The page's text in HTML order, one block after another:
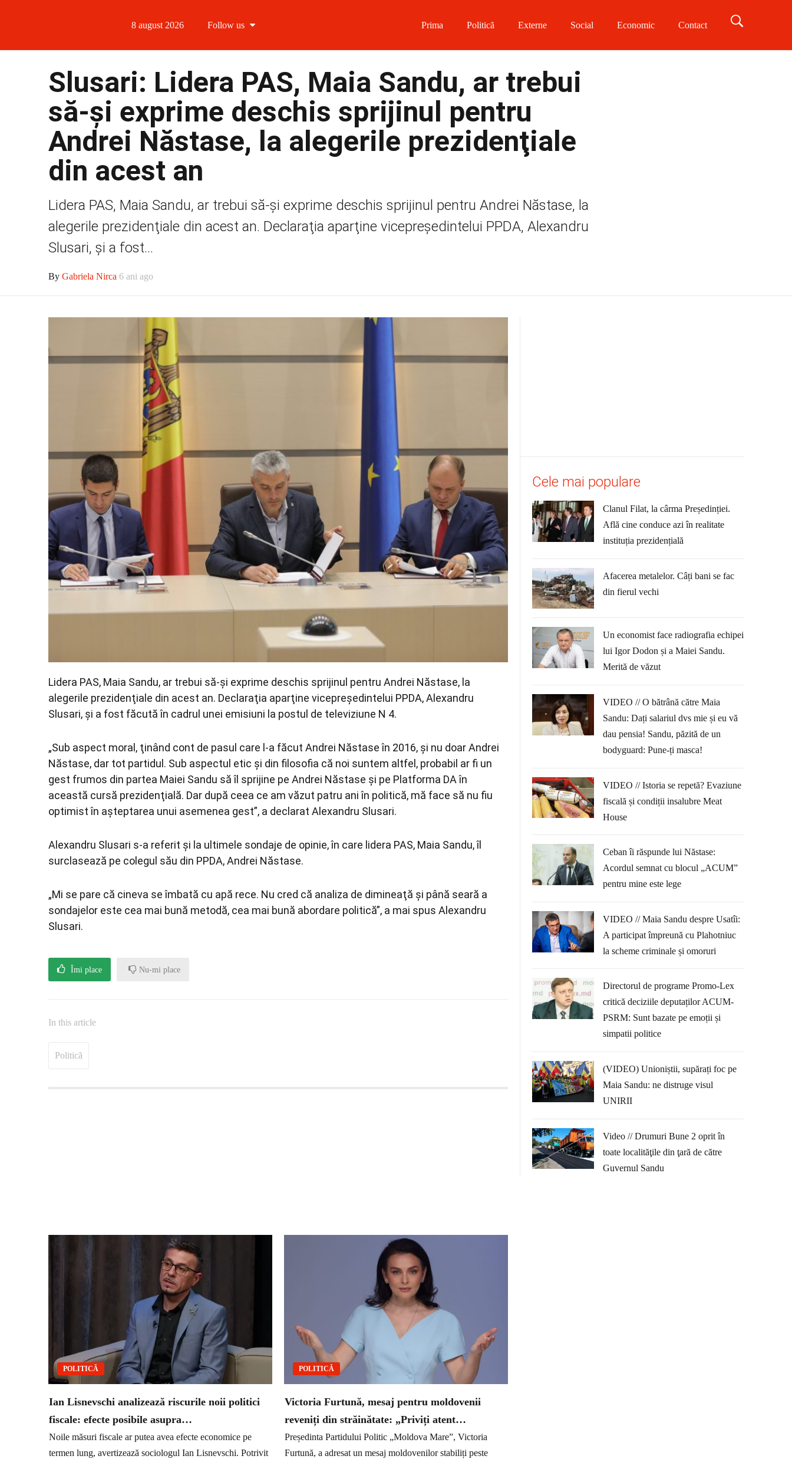
8 august 2026 Follow us
Follow us on Twitter
Follow us on Telegram
Prima Politică Externe Social Economic Contact
Slusari: Lidera PAS, Maia Sandu, ar trebui
să-şi exprime deschis sprijinul pentru
Andrei Năstase, la alegerile prezidenţiale
din acest an
Lidera PAS, Maia Sandu, ar trebui să-şi exprime deschis sprijinul pentru Andrei Năstase, la
alegerile prezidenţiale din acest an. Declaraţia aparţine vicepreşedintelui PPDA, Alexandru
Slusari, şi a fost...
By Gabriela Nirca 6 ani ago
Lidera PAS, Maia Sandu, ar trebui să-şi exprime deschis sprijinul pentru Andrei Năstase, la
alegerile prezidenţiale din acest an. Declaraţia aparţine vicepreşedintelui PPDA, Alexandru
Slusari, şi a fost făcută în cadrul unei emisiuni la postul de televiziune N 4.
„Sub aspect moral, ţinând cont de pasul care l-a făcut Andrei Năstase în 2016, şi nu doar Andrei
Năstase, dar tot partidul. Sub aspectul etic şi din filosofia că noi suntem altfel, probabil ar fi un
gest frumos din partea Maiei Sandu să îl sprijine pe Andrei Năstase şi pe Platforma DA în
această cursă prezidenţială. Dar după ceea ce am văzut patru ani în politică, mă face să nu fiu
optimist în aşteptarea unui asemenea gest”, a declarat Alexandru Slusari.
Alexandru Slusari s-a referit şi la ultimele sondaje de opinie, în care lidera PAS, Maia Sandu, îl
surclasează pe colegul său din PPDA, Andrei Năstase.
„Mi se pare că cineva se îmbată cu apă rece. Nu cred că analiza de dimineaţă şi până seară a
sondajelor este cea mai bună metodă, cea mai bună abordare politică”, a mai spus Alexandru
Slusari.
Îmi place Nu-mi place
In this article
Politică
POLITICĂ
Ian Lisnevschi analizează riscurile noii politici
fiscale: efecte posibile asupra…
Noile măsuri fiscale ar putea avea efecte economice pe
termen lung, avertizează sociologul Ian Lisnevschi. Potrivit
POLITICĂ
Victoria Furtună, mesaj pentru moldovenii
reveniți din străinătate: „Priviți atent…
Președinta Partidului Politic „Moldova Mare”, Victoria
Furtună, a adresat un mesaj moldovenilor stabiliți peste
Cele mai populare
Clanul Filat, la cârma Președinției.
Află cine conduce azi în realitate
instituția prezidențială
Afacerea metalelor. Câți bani se fac
din fierul vechi
Un economist face radiografia echipei
lui Igor Dodon și a Maiei Sandu.
Merită de văzut
VIDEO // O bătrână către Maia
Sandu: Dați salariul dvs mie și eu vă
dau pensia! Sandu, păzită de un
bodyguard: Pune-ți masca!
VIDEO // Istoria se repetă? Evaziune
fiscală și condiții insalubre Meat
House
Ceban îi răspunde lui Năstase:
Acordul semnat cu blocul „ACUM”
pentru mine este lege
VIDEO // Maia Sandu despre Usatîi:
A participat împreună cu Plahotniuc
la scheme criminale și omoruri
Directorul de programe Promo-Lex
critică deciziile deputaților ACUM-
PSRM: Sunt bazate pe emoții și
simpatii politice
(VIDEO) Unioniștii, supărați foc pe
Maia Sandu: ne distruge visul
UNIRII
Video // Drumuri Bune 2 oprit în
toate localităţile din ţară de către
Guvernul Sandu